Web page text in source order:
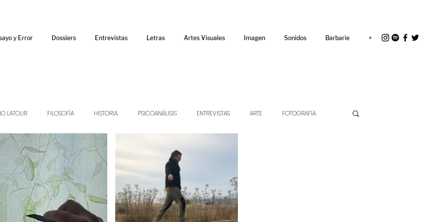
y Error Dossiers Entrevistas Letras Artes Visuales Imagen Sonidos Barbarie +
LATOUR FILOSOFÍA HISTORIA PSICOANÁLISIS ENTREVISTAS ARTE FOTOGRAFÍA
MÚSICA JUKEBOX TALLERES Y CURSOS
ORÁCULO AFUERISMOS POESÍA ENSAYO DOSSIER NOCHE DE LAS IDEAS